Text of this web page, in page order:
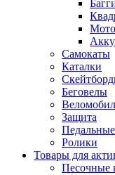
Самокаты
Каталки
Беговелы
Защита
Ролики
Товары для
Песочные